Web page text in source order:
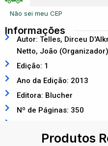
Não sei meu CEP
Informações
Autor: Telles, Dirceu
Netto, João (Organizador)
Edição: 1
Ano da Edição: 2013
Editora: Blucher
Nº de Páginas: 350
Produtos